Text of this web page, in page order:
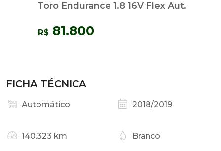
Toro Endurance 1.8 16V Flex Aut.
R$ 81.800
FICHA TÉCNICA
Automático 2018/2019
140.323 km Branco